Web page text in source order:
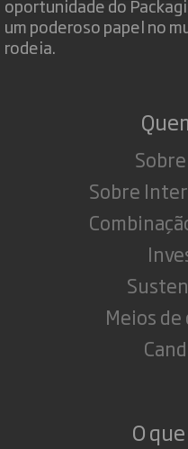
oportunidade do
um poderoso papel no
rodeia.
Sobre
Meios
O